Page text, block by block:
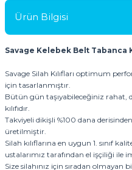
Ürün Bilgisi
Savage Kelebek Belt Tabanca
Savage Silah Kılıfları optimum
için tasarlanmıştır.
Bütün gün taşıyabileceğiniz rahat,
kılıfıdır.
Takviyeli dikişli %100 dana
üretilmiştir.
Silah kılıflarına en uygun 1. sınıf
ustalarımız tarafından el işçiliği ile
Size silahınız için sıradan olmayan